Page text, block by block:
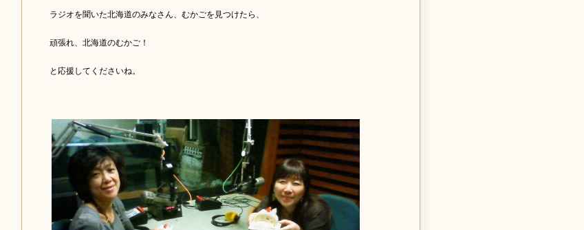
ラジオを聞いた北海道のみなさん、むかごを見つけたら、
頑張れ、北海道のむかご！
と応援してくださいね。